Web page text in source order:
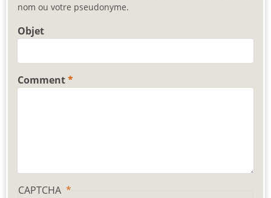
nom ou votre pseudonyme.
Objet
Comment
CAPTCHA